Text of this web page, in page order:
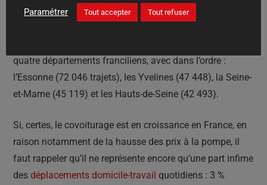
mois record. Ce qui signifie au passage que l’immense
quatre départements franciliens, avec dans l’ordre :
l’Essonne (72 046 trajets), les Yvelines (47 448), la Seine-
et-Marne (45 119) et les Hauts-de-Seine (42 493).
Si, certes, le covoiturage est en croissance en France, en
raison notamment de la hausse des prix à la pompe, il
faut rappeler qu’il ne représente encore qu’une part infime
des déplacements domicile-travail quotidiens : 3 %
Paramétrer Tout accepter Tout refuser